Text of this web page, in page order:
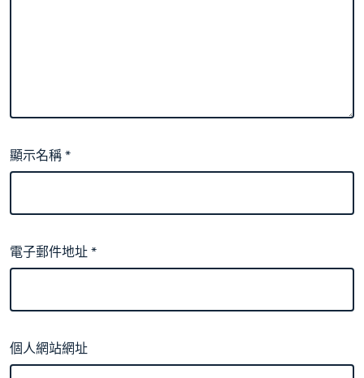
顯示名稱*
電子郵件地址*
個人網站網址